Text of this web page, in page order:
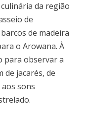
da região
de
de madeira
o Arowana. À
para observar a
jacarés, de
sons